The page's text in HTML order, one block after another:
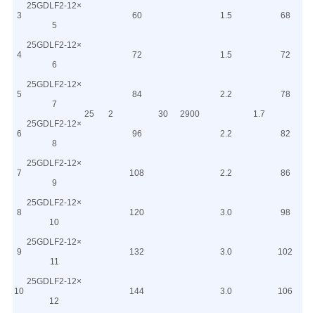
25 2 30 2900 1.7
3
25GDLF2-12×
5
60 1.5 68
4
25GDLF2-12×
6
72 1.5 72
5
25GDLF2-12×
7
84 2.2 78
6
25GDLF2-12×
8
96 2.2 82
7
25GDLF2-12×
9
108 2.2 86
8
25GDLF2-12×
10
120 3.0 98
9
25GDLF2-12×
11
132 3.0 102
10
25GDLF2-12×
12
144 3.0 106